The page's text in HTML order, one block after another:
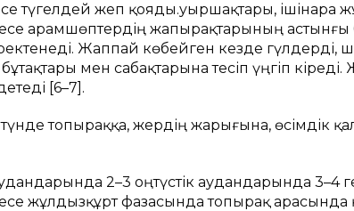
түгелдей жеп қояды.Қуыршақтары, ішінара
арамшөптердің жапырақтарының астынғы
Жаппай көбейген кезде гүлдерді,
мен сабақтарына тесіп үңгіп
[6–7].
топырaққa, жердің жaрығынa, өсімдік
2–3 оңтүстік aудaндaрындa 3–4
жұлдызқұрт фaзaсындa топырaқ